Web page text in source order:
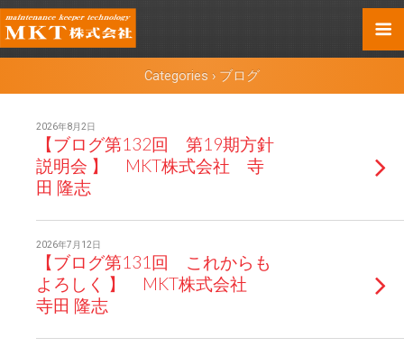
Categories › ブログ
2026年8月2日
【ブログ第132回 第19期方針
説明会 】 MKT株式会社 寺
田 隆志
2026年7月12日
【ブログ第131回 これからも
よろしく 】 MKT株式会社
寺田 隆志